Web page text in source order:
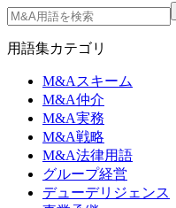
用語集カテゴリ
M&Aスキーム
M&A仲介
M&A実務
M&A戦略
M&A法律用語
グループ経営
デューデリジェンス